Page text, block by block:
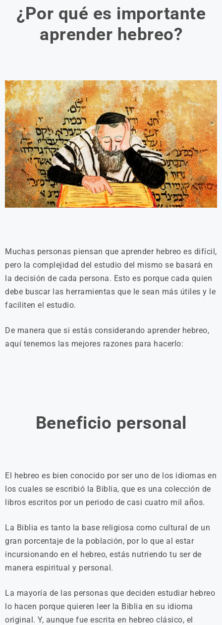
¿Por qué es importante
aprender hebreo?
Muchas personas piensan que aprender hebreo es difícil,
pero la complejidad del estudio del mismo se basará en
la decisión de cada persona. Esto es porque cada quien
debe buscar las herramientas que le sean más útiles y le
faciliten el estudio.
De manera que si estás considerando aprender hebreo,
aquí tenemos las mejores razones para hacerlo:
Beneficio personal
El hebreo es bien conocido por ser uno de los idiomas en
los cuales se escribió la Biblia, que es una colección de
libros escritos por un periodo de casi cuatro mil años.
La Biblia es tanto la base religiosa como cultural de un
gran porcentaje de la población, por lo que al estar
incursionando en el hebreo, estás nutriendo tu ser de
manera espiritual y personal.
La mayoría de las personas que deciden estudiar hebreo
lo hacen porque quieren leer la Biblia en su idioma
original. Y, aunque fue escrita en hebreo clásico, el